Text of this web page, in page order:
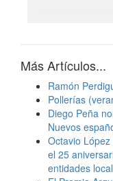
Más Artículos...
Ramón
Pollerías
Diego Peña
Nuevos
Octavio
el 25
entidades